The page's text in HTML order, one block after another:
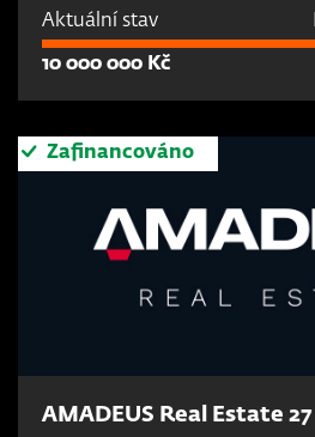
Aktuální stav
10 000 000 Kč
Zafinancováno
AMADEUS Real Estate 27